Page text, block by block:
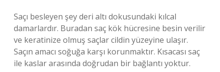
Saçı besleyen şey deri altı dokusundaki kılcal
damarlardır. Buradan saç kök hücresine besin verilir
ve keratinize olmuş saçlar cildin yüzeyine ulaşır.
Saçın amacı soğuğa karşı korunmaktır. Kısacası saç
ile kaslar arasında doğrudan bir bağlantı yoktur.